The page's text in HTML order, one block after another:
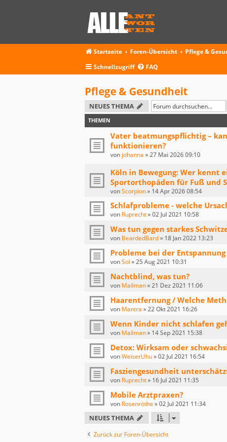
Startseite Foren-Übersicht
Pflege &
Schnellzugriff
FAQ
Pflege & Gesundheit
NEUES THEMA
THEMEN
Vater beatmungspflichtig –
funktionieren?
von johanna »27 Mai 2026 09:10
Köln in Bewegung: Wer kennt
Sportorthopäden für Fuß und
vonScorpion» 14 Apr 2026 08:54
Schlafprobleme - welche
von Ruprecht»02 Jul 2021 10:58
Was tun gegen starkes
von BeardedBard» 18 Jan 2022 13:23
Probleme bei der Entspannung
vonSol »25 Aug 2021 10:31
Nachtblind, was tun?
von Mailman»21 Dez 2021 11:06
Haarentfernung / Welche
von Mantra »22 Okt 2021 16:26
Wenn Kinder nicht schlafen
von Mailman» 14 Sep 2021 15:38
Detox: Wirksam oder
vonWeiserUhu»02 Jul 2021 16:54
Fasziengesundheit
von Ruprecht» 16 Jul 2021 11:35
Mobile Arztpraxen?
von Rosenröthe »02 Jul 2021 11:34
NEUES THEMA
Zurück zur Foren-Übersicht